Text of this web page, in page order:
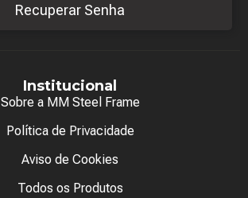
Recuperar Senha
Institucional
Sobre a MM Steel Frame
Política de Privacidade
Aviso de Cookies
Todos os Produtos